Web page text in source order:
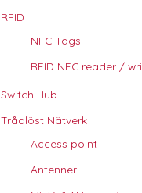
RFID
NFC Tags
RFID NFC reader /
Switch Hub
Trådlöst Nätverk
Access point
Antenner